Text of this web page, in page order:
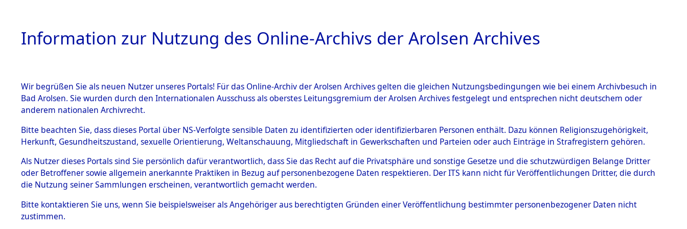
HOME BESTANDSBESCHREIBUNG ARCHIVALE ÜBERSICHT BILD
BESTÄNDE
Inhaftierungsdoku
mente
5. Verschiedenes
Todesmärsche
5.3.1 Alliierte
Ermittlung des Ablaufs und der Routen von
Evakuierungsmärschen, die Feststellung der Anzahl unbekannter
Toter aus Konzentrationslagern und der Ort ihrer Grablegungen:
Fehlanzeigen→0001 (84628982)→0076 (84629059)
Information zur Nutzung des Online-Archivs der Arolsen Archives
Wir begrüßen Sie als neuen Nutzer unseres Portals! Für das Online-Archiv der Arolsen Archives gelten die gleichen Nutzungsbedingungen wie bei einem Archivbesuch in
Bad Arolsen. Sie wurden durch den Internationalen Ausschuss als oberstes Leitungsgremium der Arolsen Archives festgelegt und entsprechen nicht deutschem oder
anderem nationalen Archivrecht.
Bitte beachten Sie, dass dieses Portal über NS-Verfolgte sensible Daten zu identifizierten oder identifizierbaren Personen enthält. Dazu können Religionszugehörigkeit,
Herkunft, Gesundheitszustand, sexuelle Orientierung, Weltanschauung, Mitgliedschaft in Gewerkschaften und Parteien oder auch Einträge in Strafregistern gehören.
Als Nutzer dieses Portals sind Sie persönlich dafür verantwortlich, dass Sie das Recht auf die Privatsphäre und sonstige Gesetze und die schutzwürdigen Belange Dritter
oder Betroffener sowie allgemein anerkannte Praktiken in Bezug auf personenbezogene Daten respektieren. Der ITS kann nicht für Veröffentlichungen Dritter, die durch
die Nutzung seiner Sammlungen erscheinen, verantwortlich gemacht werden.
Bitte kontaktieren Sie uns, wenn Sie beispielsweiser als Angehöriger aus berechtigten Gründen einer Veröffentlichung bestimmter personenbezogener Daten nicht
zustimmen.